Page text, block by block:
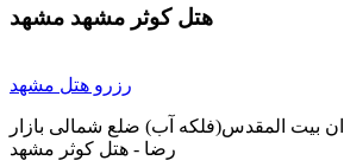
هتل کوثر مشهد مشهد
رزرو هتل مشهد
بیت المقدس(فلکه آب) ضلع شمالی بازار
رضا - هتل کوثر مشهد